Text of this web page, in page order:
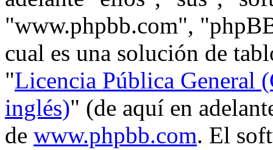
"www.phpbb.com",
cual es una solución de
"Licencia Pública General
inglés)" (de aquí en
de www.phpbb.com. El